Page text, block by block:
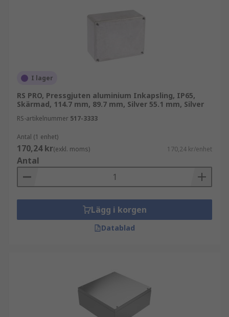
I lager
RS PRO, Pressgjuten aluminium Inkapsling, IP65,
Skärmad, 114.7 mm, 89.7 mm, Silver 55.1 mm, Silver
RS-artikelnummer 517-3333
Antal (1 enhet)
170,24 kr(exkl. moms) 170,24 kr/enhet
Antal
Lägg i korgen
Datablad